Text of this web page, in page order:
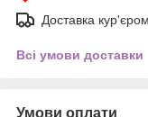
Доставка
Всі умови доставки
Умови оплати